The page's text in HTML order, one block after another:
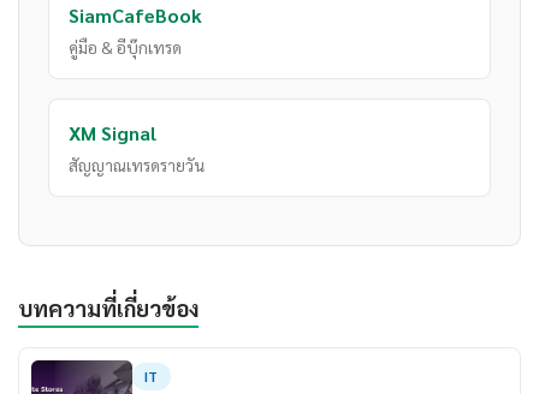
SiamCafeBook
คู่มือ & อีบุ๊กเทรด
XM Signal
สัญญาณเทรดรายวัน
บทความที่เกี่ยวข้อง
IT